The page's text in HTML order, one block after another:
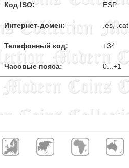
Код ISO: ESP
Интернет-домен: .es,
Телефонный код: +34
Часовые пояса: 0...+1